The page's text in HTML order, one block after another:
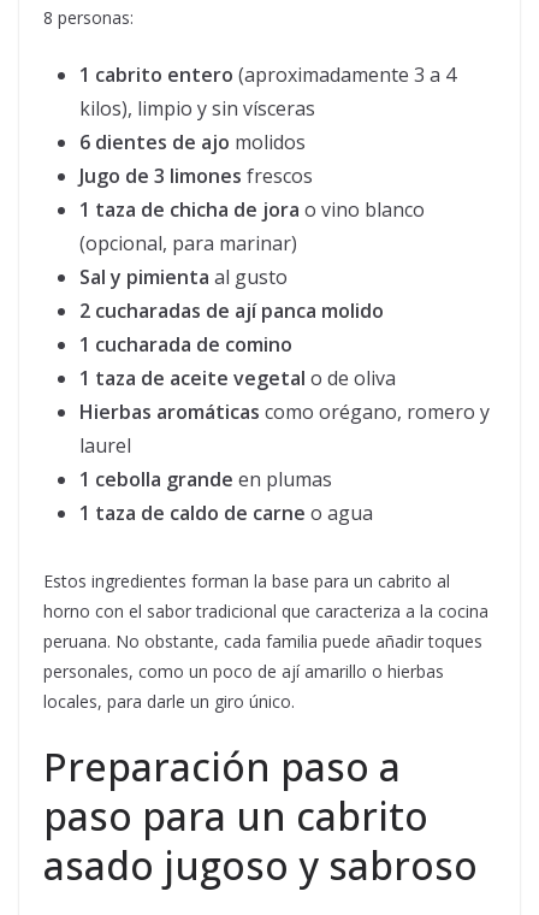
8 personas:
1 cabrito entero (aproximadamente 3 a 4
kilos), limpio y sin vísceras
6 dientes de ajo molidos
Jugo de 3 limones frescos
1 taza de chicha de jora o vino blanco
(opcional, para marinar)
Sal y pimienta al gusto
2 cucharadas de ají panca molido
1 cucharada de comino
1 taza de aceite vegetal o de oliva
Hierbas aromáticas como orégano, romero y
laurel
1 cebolla grande en plumas
1 taza de caldo de carne o agua
Estos ingredientes forman la base para un cabrito al
horno con el sabor tradicional que caracteriza a la cocina
peruana. No obstante, cada familia puede añadir toques
personales, como un poco de ají amarillo o hierbas
locales, para darle un giro único.
Preparación paso a
paso para un cabrito
asado jugoso y sabroso